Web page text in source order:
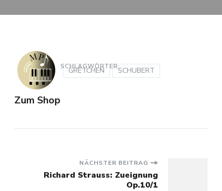
Zum Shop
SCHLAGWÖRTER:
GRETCHEN SCHUBERT
Beitragsnavigation
NÄCHSTER BEITRAG
Richard Strauss: Zueignung
Op.10/1